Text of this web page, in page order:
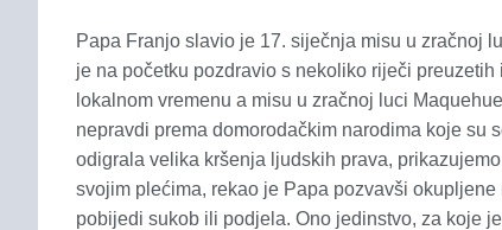
Papa Franjo slavio je 17. siječnja misu u zračnoj
je na početku pozdravio s nekoliko riječi
lokalnom vremenu a misu u zračnoj luci
nepravdi prema domorodačkim narodima koje su
odigrala velika kršenja ljudskih prava,
svojim plećima, rekao je Papa pozvavši
pobijedi sukob ili podjela. Ono jedinstvo, za koje